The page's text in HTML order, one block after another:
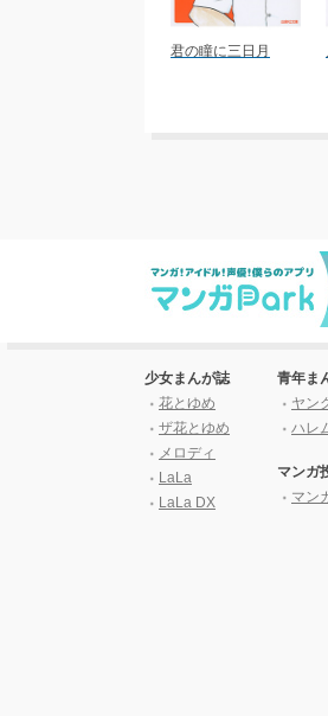
君の瞳に三日月
少女まんが誌
花とゆめ
ザ花とゆめ
メロディ
LaLa
LaLa DX
青年ま
ヤン
ハレ
マンガ
マン